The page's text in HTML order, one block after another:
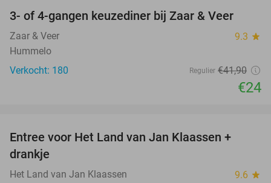
3- of 4-gangen keuzediner bij Zaar & Veer
Zaar & Veer 9.3 star
Hummelo
Verkocht: 180
Regulier €41,90
€24
Entree voor Het Land van Jan Klaassen +
drankje
Het Land van Jan Klaassen 9.6 star